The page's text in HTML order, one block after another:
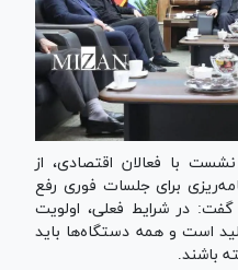
با فعالان اقتصادی، از
برای جلسات فوری رفع
گفت: در شرایط فعلی، اولویت
است و همه دستگاه‌ها باید
باشند.